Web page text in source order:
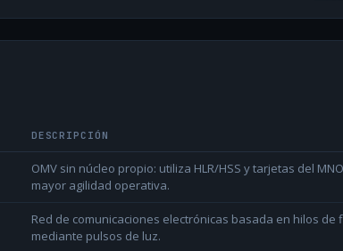
DESCRIPCIÓN
OMV sin núcleo propio: utiliza HLR/HSS y tarjetas del
mayor agilidad operativa.
Red de comunicaciones electrónicas basada en hilos
mediante pulsos de luz.